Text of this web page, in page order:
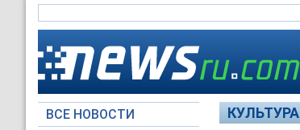
ВСЕ НОВОСТИ
КУЛЬТУРА